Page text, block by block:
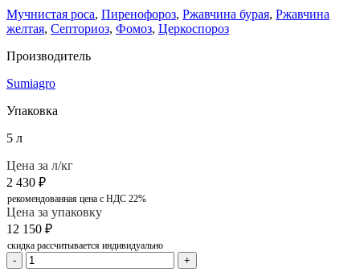
Мучнистая роса, Пиренофороз, Ржавчина бурая, Ржавчина
желтая, Септориоз, Фомоз, Церкоспороз
Производитель
Sumiagro
Упаковка
5 л
Цена за л/кг
2 430 ₽
рекомендованная цена с НДС 22%
Цена за упаковку
12 150 ₽
скидка рассчитывается индивидуально
- +